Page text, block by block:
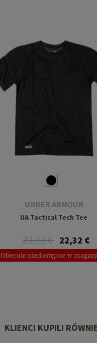
UNDER ARMOUR
UA Tactical Tech Tee
27,90 € 22,32 €
Obecnie niedostępne w
KLIENCI KUPILI